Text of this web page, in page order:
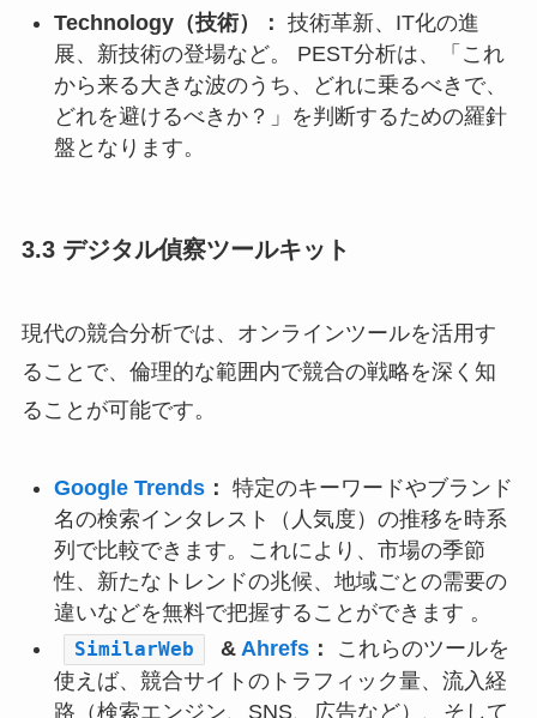
Technology（技術）： 技術革新、IT化の進
展、新技術の登場など。 PEST分析は、「これ
から来る大きな波のうち、どれに乗るべきで、
どれを避けるべきか？」を判断するための羅針
盤となります。
3.3 デジタル偵察ツールキット
現代の競合分析では、オンラインツールを活用す
ることで、倫理的な範囲内で競合の戦略を深く知
ることが可能です。
Google Trends： 特定のキーワードやブランド
名の検索インタレスト（人気度）の推移を時系
列で比較できます。これにより、市場の季節
性、新たなトレンドの兆候、地域ごとの需要の
違いなどを無料で把握することができます 。
SimilarWeb &Ahrefs ：
これらのツールを
使えば、競合サイトのトラフィック量、流入経
路（検索エンジン、SNS、広告など）、そして